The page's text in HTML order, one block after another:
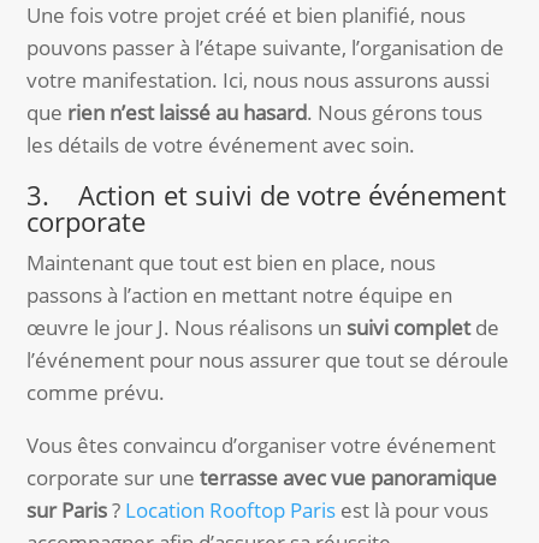
Une fois votre projet créé et bien planifié, nous
pouvons passer à l’étape suivante, l’organisation de
votre manifestation. Ici, nous nous assurons aussi
que rien n’est laissé au hasard. Nous gérons tous
les détails de votre événement avec soin.
3. Action et suivi de votre événement
corporate
Maintenant que tout est bien en place, nous
passons à l’action en mettant notre équipe en
œuvre le jour J. Nous réalisons un suivi completde
l’événement pour nous assurer que tout se déroule
comme prévu.
Vous êtes convaincu d’organiser votre événement
corporate sur uneterrasse avec vue panoramique
sur Paris? Location Rooftop Paris est là pour vous